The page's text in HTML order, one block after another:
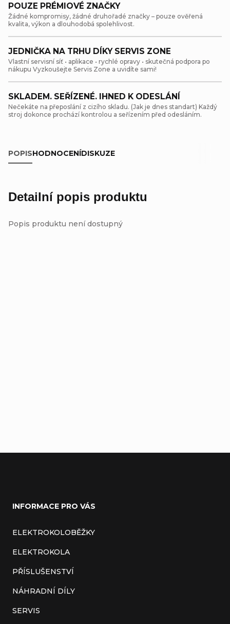
POUZE PRÉMIOVÉ ZNAČKY
Žádné kompromisy, žádné druhořadé značky – pouze ověřená
kvalita, výkon a dlouhodobá spolehlivost.
JEDNIČKA NA TRHU DÍKY SERVIS ZONE
Vlastní servisní síť • aplikace • rychlé opravy • skutečná podpora po
nákupu Vyzkoušejte Servis Zone a uvidíte sami!
SKLADEM. SEŘÍZENÉ. IHNED K ODESLÁNÍ
Nečekáte na přeposlání z cizího skladu. (Jak je dnes standart) Každý
stroj dokonce prochází kontrolou a seřízením před odesláním.
POPISHODNOCENÍDISKUZE
Detailní popis produktu
Popis produktu není dostupný
INFORMACE PRO VÁS
ELEKTROKOLOBĚŽKY
ELEKTROKOLA
PŘÍSLUŠENSTVÍ
NÁHRADNÍ DÍLY
SERVIS